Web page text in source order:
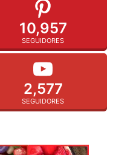
10,957
SEGUIDORES
2,577
SEGUIDORES